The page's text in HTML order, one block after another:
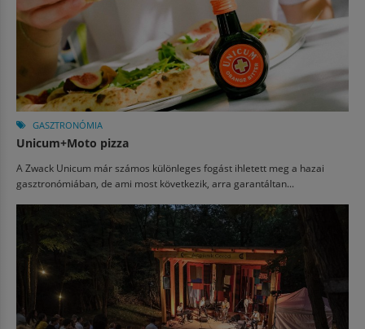
GASZTRONÓMIA
Unicum+Moto pizza
A Zwack Unicum már számos különleges fogást ihletett meg a hazai
gasztronómiában, de ami most következik, arra garantáltan...